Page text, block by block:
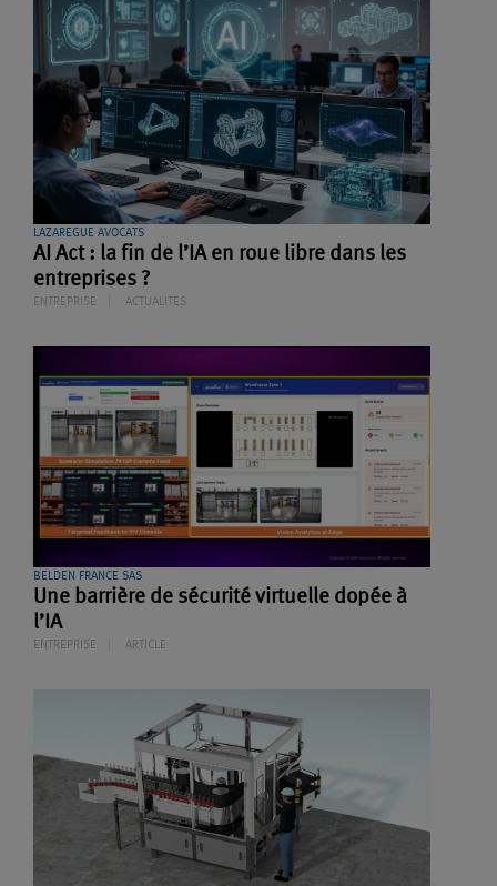
LAZAREGUE AVOCATS
AI Act : la fin de l’IA en roue libre dans les
entreprises ?
ENTREPRISE ACTUALITES
BELDEN FRANCE SAS
Une barrière de sécurité virtuelle dopée à
l’IA
ENTREPRISE ARTICLE